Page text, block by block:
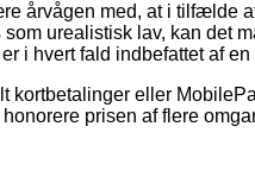
årvågen med, at i tilfælde
som urealistisk lav, kan det
i hvert fald indbefattet af
kortbetalinger eller
prisen af flere